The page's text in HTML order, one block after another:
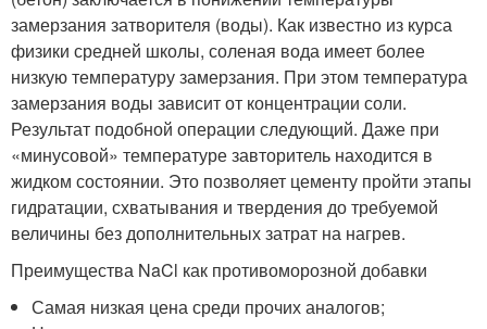
замерзания затворителя (воды). Как известно из курса
физики средней школы, соленая вода имеет более
низкую температуру замерзания. При этом температура
замерзания воды зависит от концентрации соли.
Результат подобной операции следующий. Даже при
«минусовой» температуре завторитель находится в
жидком состоянии. Это позволяет цементу пройти этапы
гидратации, схватывания и твердения до требуемой
величины без дополнительных затрат на нагрев.
Преимущества NaCl как противоморозной добавки
Самая низкая цена среди прочих аналогов;